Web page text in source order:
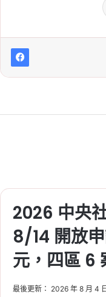
2026 中央
8/14 開放
元，四區 6
最後更新： 2026 年 8 月 4 日